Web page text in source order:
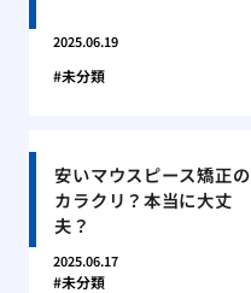
2025.06.19
未分類
安いマウスピース矯正の
カラクリ？本当に大丈
夫？
2025.06.17
未分類